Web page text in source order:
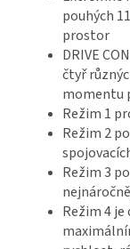
pouhých
prostor
DRIVE
čtyř
momentu
Režim 1
Režim 2
Režim 3
Režim 4